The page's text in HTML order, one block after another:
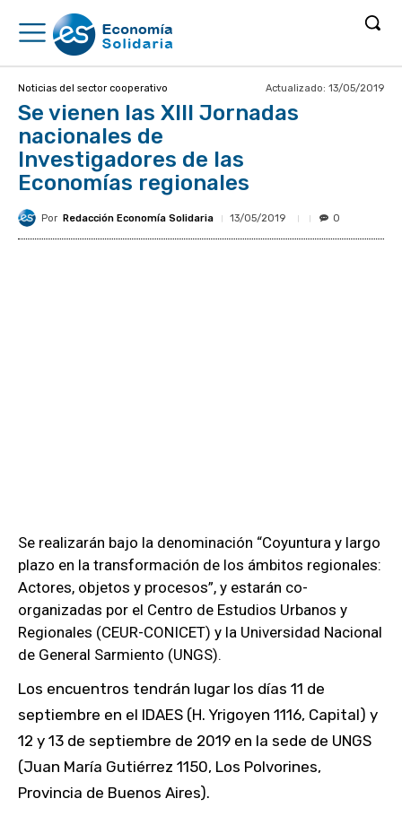
Noticias del sector cooperativo Actualizado: 13/05/2019
Se vienen las XIII Jornadas
nacionales de
Investigadores de las
Economías regionales
Por Redacción Economía Solidaria 13/05/2019 0
Se realizarán bajo la denominación “Coyuntura y largo
plazo en la transformación de los ámbitos regionales:
Actores, objetos y procesos”, y estarán co-
organizadas por el Centro de Estudios Urbanos y
Regionales (CEUR-CONICET) y la Universidad Nacional
de General Sarmiento (UNGS).
Los encuentros tendrán lugar los días 11 de
septiembre en el IDAES (H. Yrigoyen 1116, Capital) y
12 y 13 de septiembre de 2019 en la sede de UNGS
(Juan María Gutiérrez 1150, Los Polvorines,
Provincia de Buenos Aires).